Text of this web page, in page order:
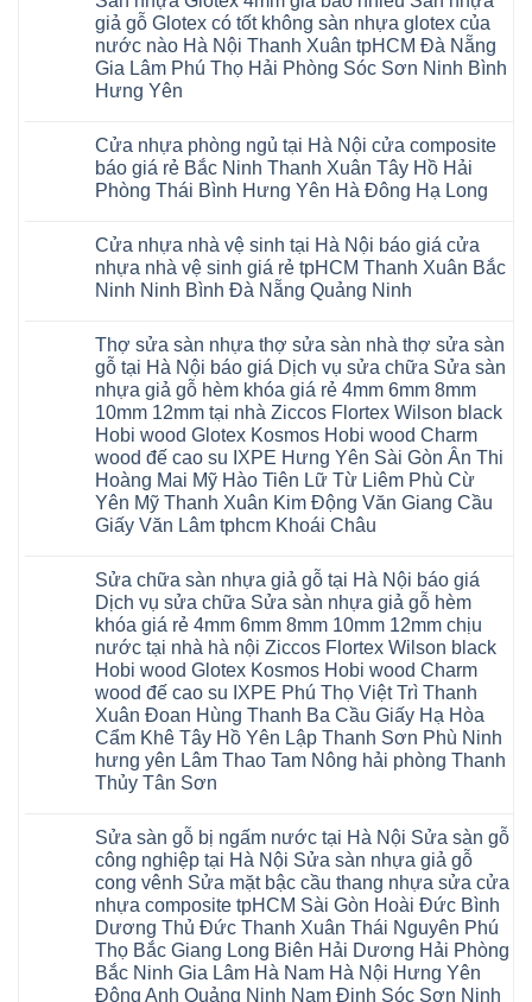
TpHCM
Bình
Dương
Huế
Cần
Thơ
Đà
Đức
Hoài
Đức
Ninh
Phòng
Tứ
Kỳ
Đan
Phượng
Quảng
Ninh
Thanh
Miện
Nghệ
An
Thanh
Hà
Bình
Thái
Bình
Thanh
Phụ
Phú
Thọ
Lào
Tuyên
Quang
Đà
Nẵng
Khánh
Hải
Phòng
Hưng
Yên
Nghệ
An
Quảng
Thọ
Bắc
Ninh
Tuyên
Gia
Lâm
Thanh
Xuân
Hà
Nội
Từ
Liêm
Đan
Phượng
Bình
Hải
Phòng
hàng
quan
tâm
Ninh
Nghệ
An
Bắc
Ninh
Tuyên
Nguyên
khóa
uy
tín
hàng
đầu
đã
định
tại
Việt
Nam
Sàn
nhựa
Fukione
giả
gỗ
4mm
6mm
đế
cao
su
luận
ở
Sàn
nhựa
Glotex
và
composite
giả
vân
gỗ
tạo
sang
trọng
giả gỗ Glotex có tốt không sàn nhựa glotex của
nước nào Hà Nội Thanh Xuân tpHCM Đà Nẵng
Gia Lâm Phú Thọ Hải Phòng Sóc Sơn Ninh Bình
Hưng Yên
bình
luận
ở
Sàn
4mm
giá
bao
nhiêu
Sàn
Glotex
có
tốt
không
sàn
nhựa
glotex
nước
nào
Hà
Nội
tpHCM
Đà
Nẵng
Gia
Phú
Thọ
Phòng
Sóc
Sơn
Ninh
Bình
Hưng
Yên
Cửa nhựa phòng ngủ tại Hà Nội cửa composite
báo giá rẻ Bắc Ninh Thanh Xuân Tây Hồ Hải
Phòng Thái Bình Hưng Yên Hà Đông Hạ Long
bình
luận
ở
Cửa
ngủ
tại
Hà
Nội
cửa
composite
báo
giá
rẻ
Bắc
Ninh
Thanh
Xuân
Hải
Phòng
Thái
Bình
Hưng
Yên
Hà
Đông
Hạ
Long
Cửa nhựa nhà vệ sinh tại Hà Nội báo giá cửa
nhựa nhà vệ sinh giá rẻ tpHCM Thanh Xuân Bắc
Ninh Ninh Bình Đà Nẵng Quảng Ninh
bình
luận
ở
Cửa
nhựa
nhà
vệ
sinh
tại
Hà
Nội
giá
nhà
sinh
giá
tpHCM
Thanh
Bắc
Ninh
Ninh
Bình
Đà
Nẵng
Quảng
Thợ sửa sàn nhựa thợ sửa sàn nhà thợ sửa sàn
gỗ tại Hà Nội báo giá Dịch vụ sửa chữa Sửa sàn
nhựa giả gỗ hèm khóa giá rẻ 4mm 6mm 8mm
10mm 12mm tại nhà Ziccos Flortex Wilson black
Hobi wood Glotex Kosmos Hobi wood Charm
wood đế cao su IXPE Hưng Yên Sài Gòn Ân Thi
Hoàng Mai Mỹ Hào Tiên Lữ Từ Liêm Phù Cừ
Yên Mỹ Thanh Xuân Kim Động Văn Giang Cầu
Giấy Văn Lâm tphcm Khoái Châu
bình
luận
ở
Thợ
sửa
sàn
nhựa
thợ
sửa
sàn
nhà
sửa
sàn
Nội
báo
Dịch
vụ
sửa
chữa
Sửa
sàn
nhựa
giả
Sửa chữa sàn nhựa giả gỗ tại Hà Nội báo giá
Dịch vụ sửa chữa Sửa sàn nhựa giả gỗ hèm
khóa giá rẻ 4mm 6mm 8mm 10mm 12mm chịu
nước tại nhà hà nội Ziccos Flortex Wilson black
Hobi wood Glotex Kosmos Hobi wood Charm
wood đế cao su IXPE Phú Thọ Việt Trì Thanh
Xuân Đoan Hùng Thanh Ba Cầu Giấy Hạ Hòa
Cẩm Khê Tây Hồ Yên Lập Thanh Sơn Phù Ninh
hưng yên Lâm Thao Tam Nông hải phòng Thanh
Thủy Tân Sơn
bình
luận
ở
Sửa
chữa
sàn
nhựa
giả
gỗ
tại
Hà
Sửa sàn gỗ bị ngấm nước tại Hà Nội Sửa sàn gỗ
công nghiệp tại Hà Nội Sửa sàn nhựa giả gỗ
cong vênh Sửa mặt bậc cầu thang nhựa sửa cửa
nhựa composite tpHCM Sài Gòn Hoài Đức Bình
Dương Thủ Đức Thanh Xuân Thái Nguyên Phú
Thọ Bắc Giang Long Biên Hải Dương Hải Phòng
Bắc Ninh Gia Lâm Hà Nam Hà Nội Hưng Yên
Đông Anh Quảng Ninh Nam Định Sóc Sơn Ninh